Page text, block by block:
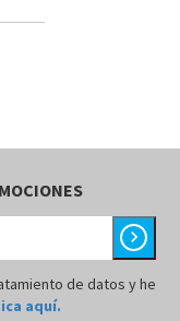
chevron_right
de datos y he
aquí.